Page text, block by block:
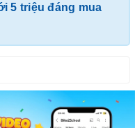
5 triệu đáng mua